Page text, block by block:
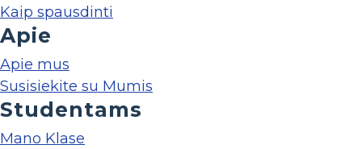
Kaip spausdinti
Apie
Apie mus
Susisiekite su Mumis
Studentams
Mano Klase